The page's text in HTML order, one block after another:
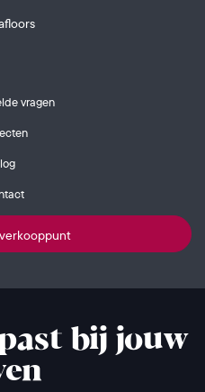
vragen
bij jouw